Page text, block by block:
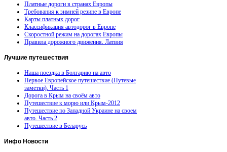
Платные дороги в странах Европы
Требования к зимней резине в Европе
Карты платных дорог
Классификация автодорог в Европе
Скоростной режим на дорогах Европы
Правила дорожного движения. Латвия
Лучшие путешествия
Наша поездка в Болгарию на авто
Первое Европейское путешествие (Путевые
заметки). Часть 1
Дорога в Крым на своём авто
Путешествие к морю или Крым-2012
Путешествие по Западной Украине на своем
авто. Часть 2
Путешествие в Беларусь
Инфо Новости